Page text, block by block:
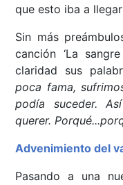
que esto iba a
Sin más
canción ‘La
claridad sus
poca fama,
podía suceder.
querer.
Advenimiento del
Pasando a una